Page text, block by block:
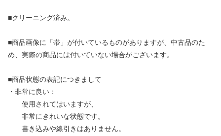
■クリーニング済み。
■商品画像に「帯」が付いているものがありますが、中古品のた
め、実際の商品には付いていない場合がございます。
■商品状態の表記につきまして
・非常に良い：
使用されてはいますが、
非常にきれいな状態です。
書き込みや線引きはありません。